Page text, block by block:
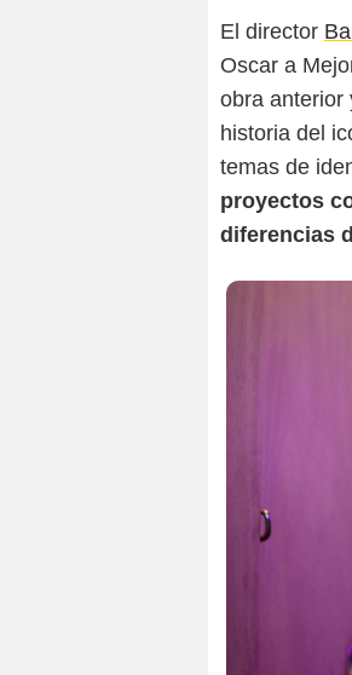
El director
Oscar a
obra anterior
historia del
temas de
proyectos
diferencias